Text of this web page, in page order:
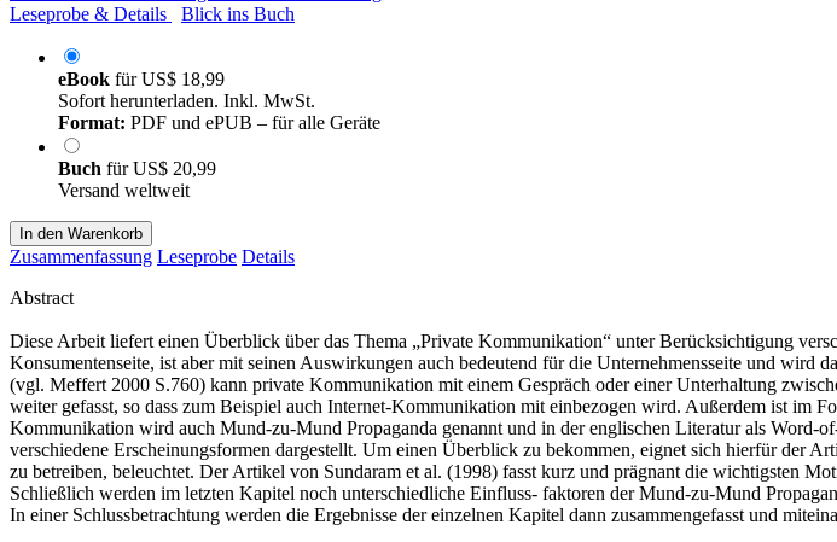
Leseprobe & Details
Blick ins Buch
eBook fürUS$ 18,99
Sofort herunterladen. Inkl. MwSt.
Format: PDF und ePUB – für alle Geräte
Buch fürUS$ 20,99
Versand weltweit
In den Warenkorb
Zusammenfassung Leseprobe Details
Abstract
Diese Arbeit liefert einen Überblick über das Thema „Private Kommunikation“ unter Berücksichtigung
Konsumentenseite, ist aber mit seinen Auswirkungen auch bedeutend für die Unternehmensseite und
(vgl. Meffert 2000 S.760) kann private Kommunikation mit einem Gespräch oder einer Unterhaltung
weiter gefasst, so dass zum Beispiel auch Internet-Kommunikation mit einbezogen wird. Außerdem ist im
Kommunikation wird auch Mund-zu-Mund Propaganda genannt und in der englischen Literatur als
verschiedene Erscheinungsformen dargestellt. Um einen Überblick zu bekommen, eignet sich hierfür
zu betreiben, beleuchtet. Der Artikel von Sundaram et al. (1998) fasst kurz und prägnant die wichtigsten
Schließlich werden im letzten Kapitel noch unterschiedliche Einfluss- faktoren der Mund-zu-Mund
In einer Schlussbetrachtung werden die Ergebnisse der einzelnen Kapitel dann zusammengefasst und